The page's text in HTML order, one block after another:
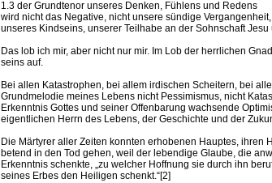
1.3 der Grundtenor unseres Denken, Fühlens und Redens
wird nicht das Negative, nicht unsere sündige
unseres Kindseins, unserer Teilhabe an der Sohnschaft
Das lob ich mir, aber nicht nur mir. Im Lob der herrlichen
seins auf.
Bei allen Katastrophen, bei allem irdischen Scheitern, bei
Grundmelodie meines Lebens nicht Pessimismus, nicht
Erkenntnis Gottes und seiner Offenbarung wachsende
eigentlichen Herrn des Lebens, der Geschichte und der
Die Märtyrer aller Zeiten konnten erhobenen Hauptes, ihren
betend in den Tod gehen, weil der lebendige Glaube, die
Erkenntnis schenkte, „zu welcher Hoffnung sie durch ihn
seines Erbes den Heiligen schenkt.“[2]